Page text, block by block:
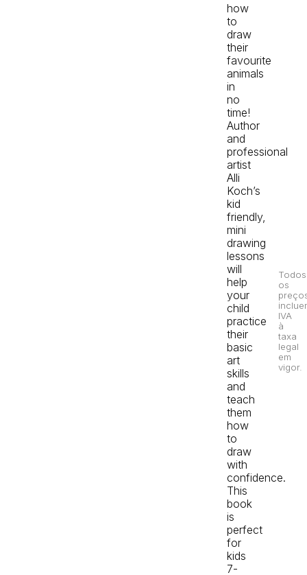
how
to
draw
their
favourite
animals
in
no
time!
Author
and
professional
artist
Alli
Koch’s
kid
friendly,
mini
drawing
lessons
will
help
your
child
practice
their
basic
art
skills
and
teach
them
how
to
draw
with
confidence.
This
book
is
perfect
for
kids
7-
Todos
os
IVA
à
taxa
legal
em
vigor.